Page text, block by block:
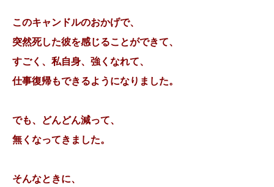
このキャンドルのおかげで、
突然死した彼を感じることができて、
すごく、私自身、強くなれて、
仕事復帰もできるようになりました。
でも、どんどん減って、
無くなってきました。
そんなときに、